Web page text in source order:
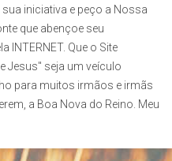
iniciativa e peço a Nossa
que abençoe seu
INTERNET. Que o Site
Jesus" seja um veículo
para muitos irmãos e irmãs
a Boa Nova do Reino. Meu